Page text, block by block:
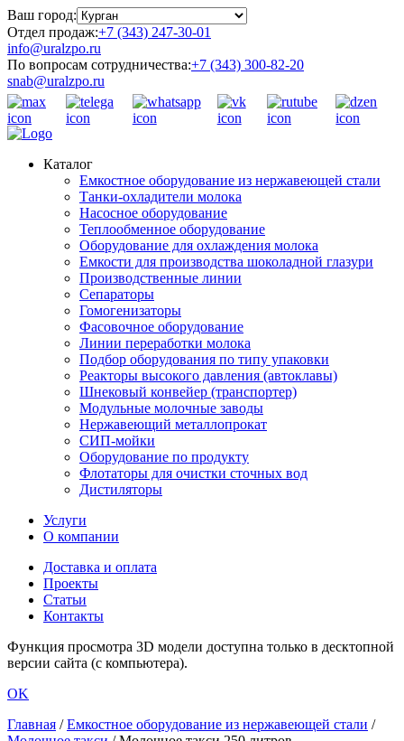
Ваш город:
Отдел продаж:+7 (343) 247-30-01
info@uralzpo.ru
По вопросам сотрудничества:+7 (343) 300-82-20
snab@uralzpo.ru
Каталог
Емкостное оборудование из нержавеющей стали
Танки-охладители молока
Насосное оборудование
Теплообменное оборудование
Оборудование для охлаждения молока
Емкости для производства шоколадной глазури
Производственные линии
Сепараторы
Гомогенизаторы
Фасовочное оборудование
Линии переработки молока
Подбор оборудования по типу упаковки
Реакторы высокого давления (автоклавы)
Шнековый конвейер (транспортер)
Модульные молочные заводы
Нержавеющий металлопрокат
СИП-мойки
Оборудование по продукту
Флотаторы для очистки сточных вод
Дистиляторы
Услуги
О компании
Доставка и оплата
Проекты
Статьи
Контакты
Функция просмотра 3D модели доступна только в десктопной
версии сайта (с компьютера).
OK
Главная /Емкостное оборудование из нержавеющей стали /